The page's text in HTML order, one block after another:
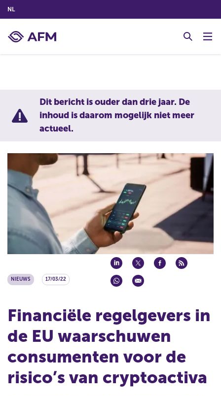
NL(NEDERLANDS (NEDERLAND))
Dit bericht is ouder dan drie jaar. De
inhoud is daarom mogelijk niet meer
actueel.
NIEUWS 17/03/22
Financiële regelgevers in
de EU waarschuwen
consumenten voor de
risico’s van cryptoactiva